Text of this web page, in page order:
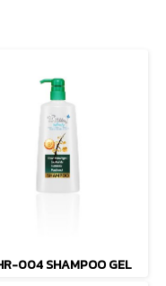
004 SHAMPOO GEL